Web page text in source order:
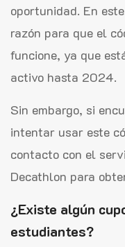
oportunidad. En
razón para que el
funcione, ya que
activo hasta 2024.
Sin embargo, si
intentar usar este
contacto con el
Decathlon para
¿Existe algún
estudiantes?